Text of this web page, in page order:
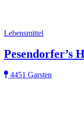
Lebensmittel
Pesendorfer’s
4451 Garsten